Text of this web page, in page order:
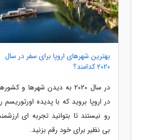
بهترین شهرهای اروپا برای سفر در سال
2020 کدامند؟
در سال 2020 به دیدن شهرها و
در اروپا بروید که با پدیده اورتوریسم
رو نیستند تا بتوانید تجربه ای
بی نظیر برای خود رقم بزنید.